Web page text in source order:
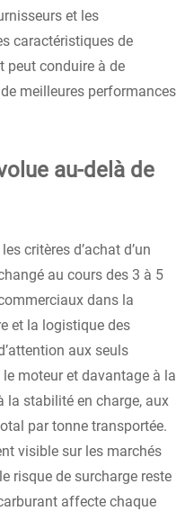
et les
caractéristiques de
peut conduire à de
meilleures performances
au-delà de
critères d’achat d’un
au cours des 3 à 5
dans la
et la logistique des
aux seuls
moteur et davantage à la
la stabilité en charge, aux
par tonne transportée.
visible sur les marchés
risque de surcharge reste
affecte chaque